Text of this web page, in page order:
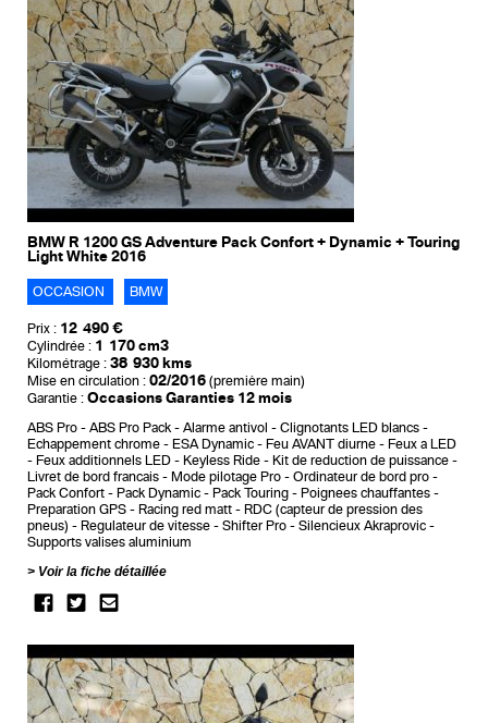
BMW R 1200 GS Adventure Pack Confort + Dynamic + Touring
Light White 2016
OCCASION BMW
Prix : 12 490 €
Cylindrée : 1 170 cm3
Kilométrage : 38 930 kms
Mise en circulation : 02/2016 (première main)
Garantie : Occasions Garanties 12 mois
ABS Pro ABS Pro Pack Alarme antivol
Clignotants LED blancs
Echappement chrome
ESA Dynamic Feu AVANT diurne
Feux a LED
Feux additionnels LED
Keyless Ride
Kit de reduction de puissance
Livret de bord francais
Mode pilotage Pro
Ordinateur de bord pro
Pack Confort
Pack Dynamic Pack Touring
Poignees chauffantes
Preparation GPS
Racing red matt
RDC (capteur de pression des
pneus)
Regulateur de vitesse Shifter Pro
Silencieux Akraprovic
Supports valises aluminium
Voir la fiche détaillée